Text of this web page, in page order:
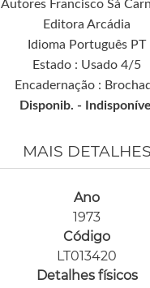
Autores Francisco Sá
Editora Arcádia
Idioma Português PT
Estado : Usado 4/5
Encadernação :
Disponib. -
Indisponível
MAIS DETALHES
Ano
1973
Código
LT013420
Detalhes físicos